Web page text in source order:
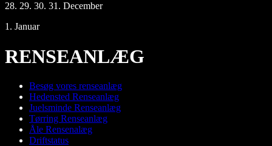
28. 29. 30. 31. December
1. Januar
RENSEANLÆG
Besøg vores renseanlæg
Hedensted Renseanlæg
Juelsminde Renseanlæg
Tørring Renseanlæg
Åle Rensenalæg
Driftstatus